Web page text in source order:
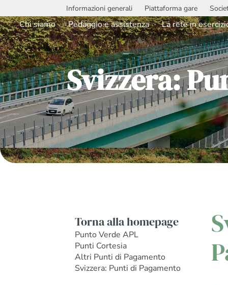
Informazioni generali Piattaforma gare
Chi siamo Pedaggio e assistenza La rete in
Svizzera:
Torna alla homepage
Punto Verde APL
Punti Cortesia
Altri Punti di Pagamento
Svizzera: Punti di Pagamento